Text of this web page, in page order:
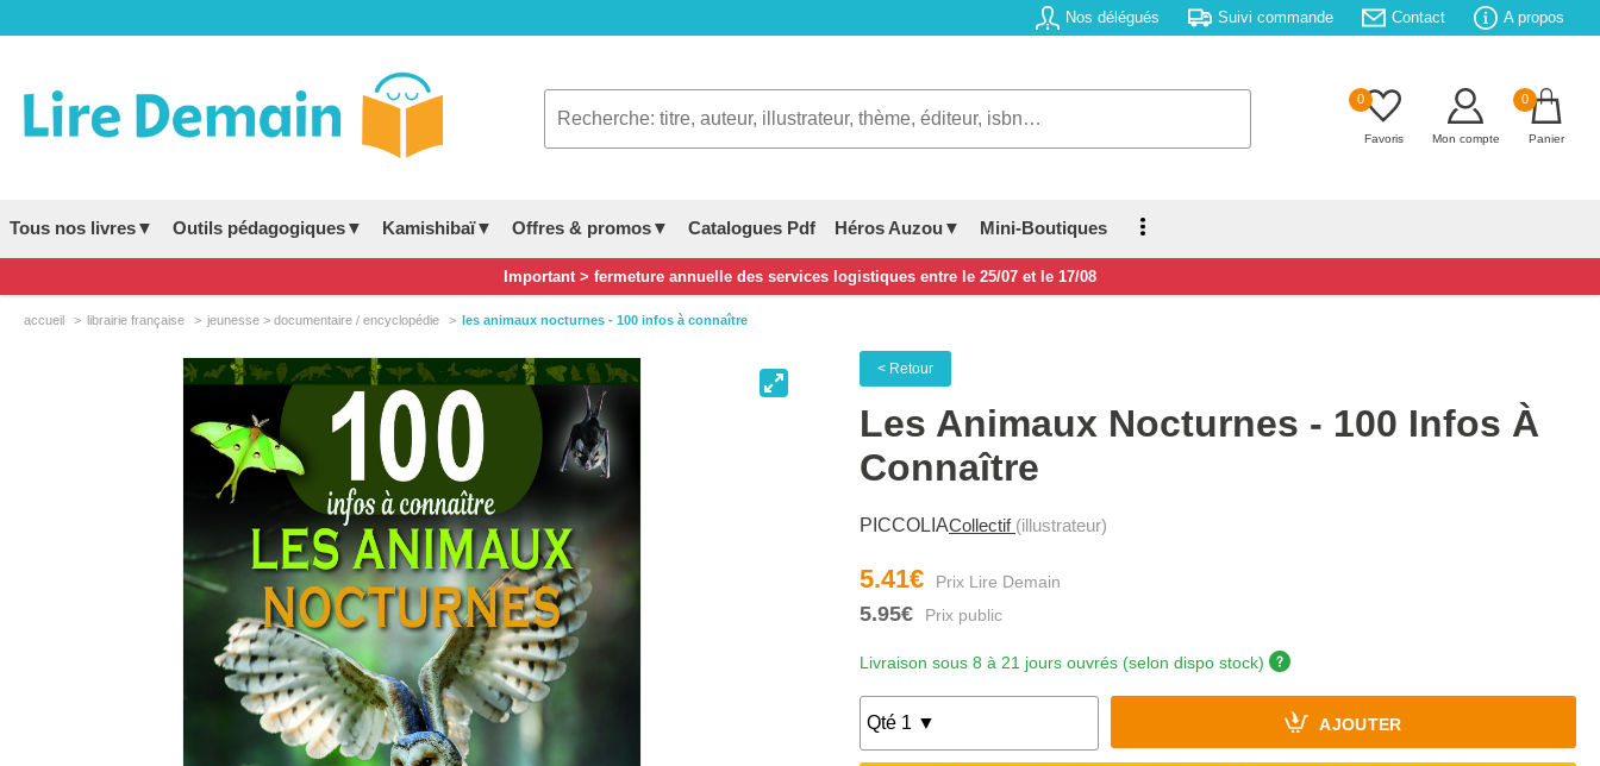
Nos délégués Suivi commande Contact A propos
0
Favoris Mon compte
0
Panier
Tous nos livres▼ Outils pédagogiques▼ Kamishibaï▼ Offres & promos▼ Catalogues Pdf Héros Auzou▼ Mini-Boutiques
Important > fermeture annuelle des services logistiques entre le 25/07 et le 17/08
accueil librairie française jeunesse > documentaire / encyclopédie les animaux nocturnes - 100 infos à connaître
< Retour
Les Animaux Nocturnes - 100 Infos À
Connaître
PICCOLIACollectif (illustrateur)
5.41€
5.95€
Livraison sous 8 à 21 jours ouvrés (selon dispo stock)
AJOUTER